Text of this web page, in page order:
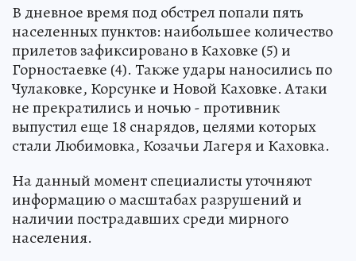
В дневное время под обстрел попали пять
населенных пунктов: наибольшее количество
прилетов зафиксировано в Каховке (5) и
Горностаевке (4). Также удары наносились по
Чулаковке, Корсунке и Новой Каховке. Атаки
не прекратились и ночью - противник
выпустил еще 18 снарядов, целями которых
стали Любимовка, Козачьи Лагеря и Каховка.
На данный момент специалисты уточняют
информацию о масштабах разрушений и
наличии пострадавших среди мирного
населения.